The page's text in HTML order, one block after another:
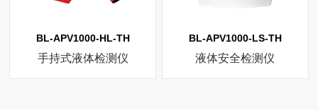
BL-APV1000-HL-TH
手持式液体检测仪
BL-APV1000-LS-TH
液体安全检测仪